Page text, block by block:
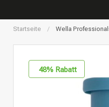
Startseite / Wella
48% Rabatt